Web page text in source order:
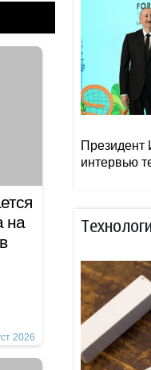
на
2026
Президент
интервью